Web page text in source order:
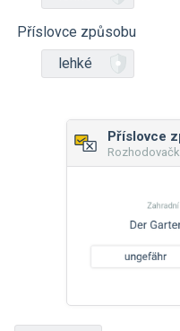
Příslovce způsobu
lehké
Příslovce